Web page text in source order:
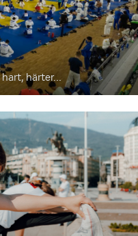
härter...